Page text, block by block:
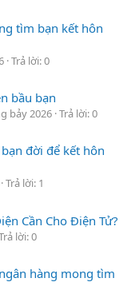
tìm bạn kết hôn
Trả lời: 0
bầu bạn
bảy 2026 Trả lời: 0
đời để kết hôn
Trả lời: 1
Cần Cho Điện Tử?
lời: 0
hàng mong tìm